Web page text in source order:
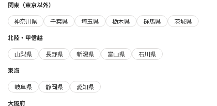
関東（東京以外）
神奈川県
千葉県 埼玉県 栃木県 群馬県
茨城県
北陸・甲信越
山梨県
長野県 新潟県 富山県
石川県
東海
岐阜県
静岡県
愛知県
大阪府